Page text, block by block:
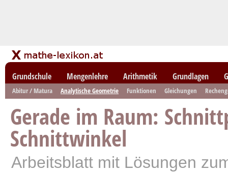
Grundschule Mengenlehre Arithmetik Grundlagen
Abitur / Matura Analytische Geometrie Funktionen Gleichungen
Gerade im Raum:
Schnittwinkel
Arbeitsblatt mit Lösungen